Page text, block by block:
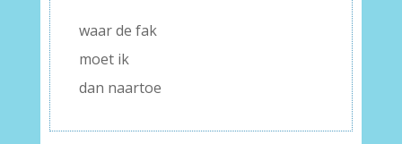
waar de fak
moet ik
dan naartoe